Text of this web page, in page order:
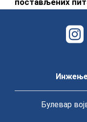
постављених
Булевар